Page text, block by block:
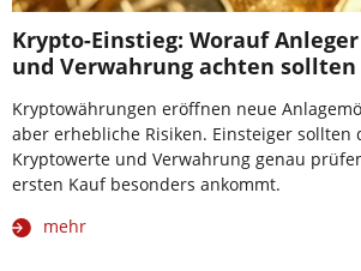
Krypto-Einstieg: Worauf
und Verwahrung achten sollten
Kryptowährungen eröffnen neue
aber erhebliche Risiken. Einsteiger sollten
Kryptowerte und Verwahrung genau
ersten Kauf besonders ankommt.
mehr